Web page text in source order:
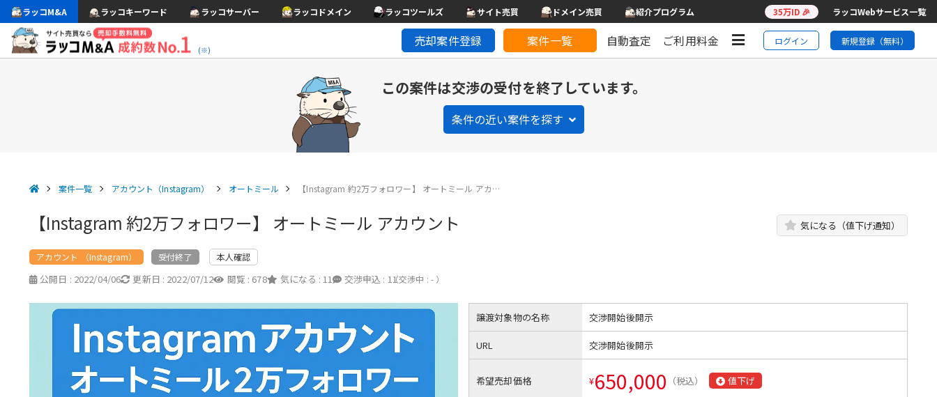
ラッコM&A ラッコキーワード ラッコサーバー ラッコドメイン ラッコツールズ サイト売買 ドメイン売買 紹介プログラム 35万ID 🎉 ラッコWebサービス一覧
(※)
売却案件登録 案件一覧 自動査定 ご利用料金 ログイン 新規登録（無料）
この案件は交渉の受付を終了しています。
条件の近い案件を探す
案件一覧 アカウント（Instagram） オートミール 【Instagram 約2万フォロワー】 オートミール アカ…
【Instagram 約2万フォロワー】 オートミール アカウント 気になる（値下げ通知）
アカウント （Instagram） 受付終了 本人確認
公開日 : 2022/04/06 更新日 : 2022/07/12 閲覧 : 678 気になる : 11 交渉申込 : 11
（交渉中 : - ）
譲渡対象物の名称 交渉開始後開示
URL 交渉開始後開示
希望売却価格 ¥650,000 （税込） 値下げ